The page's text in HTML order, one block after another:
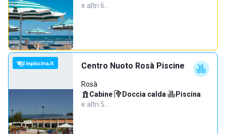
e altri 6…
Centro Nuoto Rosà Piscine
Rosà
Cabine· Doccia calda· Piscina·
e altri 5…